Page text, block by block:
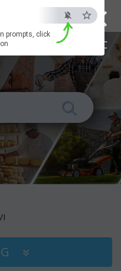
×
ESC
prompts, click